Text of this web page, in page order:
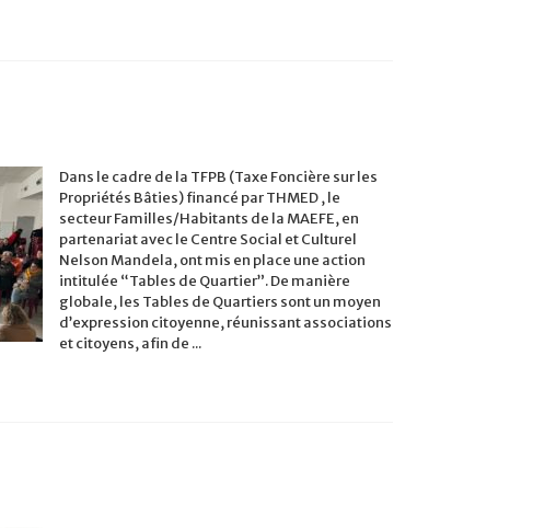
Dans le cadre de la TFPB (Taxe Foncière sur les
Propriétés Bâties) financé par THMED , le
secteur Familles/Habitants de la MAEFE, en
partenariat avec le Centre Social et Culturel
Nelson Mandela, ont mis en place une action
intitulée “Tables de Quartier”. De manière
globale, les Tables de Quartiers sont un moyen
d’expression citoyenne, réunissant associations
et citoyens, afin de ...